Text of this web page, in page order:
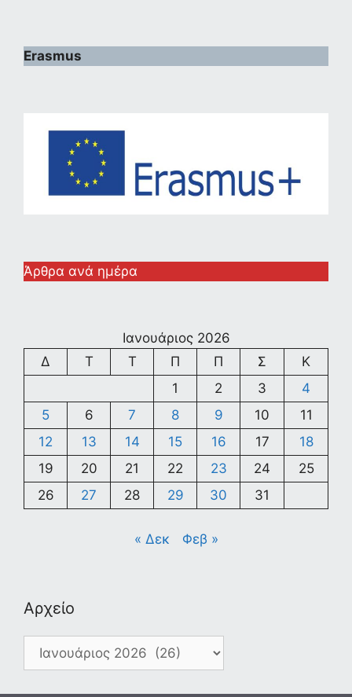
Erasmus
Άρθρα ανά ημέρα
Ιανουάριος 2026
Δ
Τ Τ Π Π Σ
Κ
1
2 3
4
5
6 7 8 9 10
11
12
13 14 15 16 17
18
19
20 21 22 23 24
25
26
27 28 29 30 31
« Δεκ Φεβ »
Αρχείο
Αρχείο